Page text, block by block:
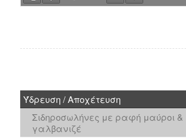
Ύδρευση / Αποχέτευση
Σιδηροσωλήνες με ραφή μαύροι &
γαλβανιζέ